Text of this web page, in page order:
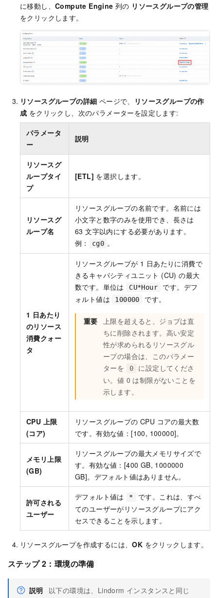
に移動し、 Compute Engine 列の リソースグループの管理
をクリックします。
リソースグループの詳細 ページで、
リソースグループの作
成 をクリックし、次のパラメーターを設定します:
パラメータ
ー
説明
リソースグ
ループタイ
プ
[ETL] を選択します。
リソースグ
ループ名
リソースグループの名前です。名前には
小文字と数字のみを使用でき、長さは
63 文字以内にする必要があります。
例：
cg0 。
1 日あたり
のリソース
消費クォー
タ
リソースグループが 1 日あたりに消費で
きるキャパシティユニット (CU) の最大
数です。単位は
CU*Hour
です。デフ
ォルト値は
100000 です。
重要 上限を超えると、ジョブは直
ちに削除されます。高い安定
性が求められるリソースグル
ープの場合は、このパラメー
ターを
0
に設定してくださ
い。値 0 は制限がないことを
示します。
CPU 上限
(コア)
リソースグループの CPU コアの最大数
です。有効な値：[100, 100000]。
メモリ上限
(GB)
リソースグループの最大メモリサイズで
す。有効な値：[400 GB, 1000000
GB]。デフォルト値はありません。
許可される
ユーザー
デフォルト値は *
です。これは、すべ
てのユーザーがリソースグループにアク
セスできることを示します。
リソースグループを作成するには、OK をクリックします。
ステップ 2：環境の準備
説明
以下の環境は、Lindorm インスタンスと同じ